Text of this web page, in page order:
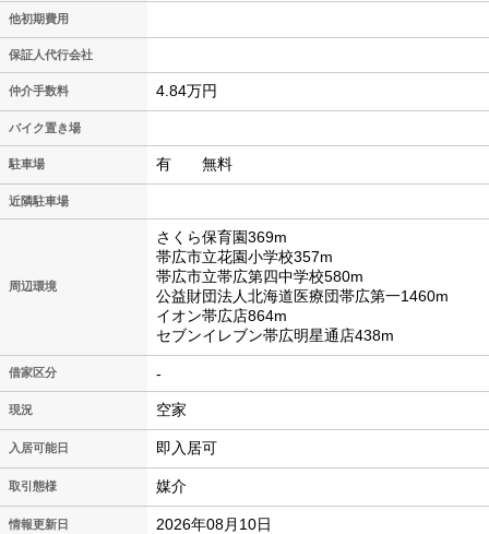
他初期費用
保証人代行会社
仲介手数料 4.84万円
バイク置き場
駐車場 有 無料
近隣駐車場
周辺環境
さくら保育園369m
帯広市立花園小学校357m
帯広市立帯広第四中学校580m
公益財団法人北海道医療団帯広第一1460m
イオン帯広店864m
セブンイレブン帯広明星通店438m
借家区分 -
現況 空家
入居可能日 即入居可
取引態様 媒介
情報更新日 2026年08月10日